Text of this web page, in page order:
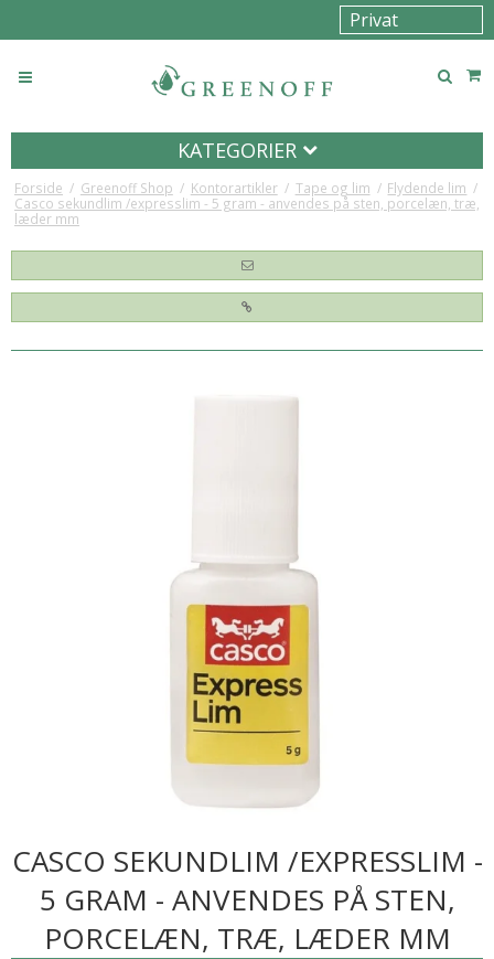
KATEGORIER
Forside / Greenoff Shop / Kontorartikler / Tape og lim / Flydende lim /
Casco sekundlim /expresslim - 5 gram - anvendes på sten, porcelæn, træ,
læder mm
CASCO SEKUNDLIM /EXPRESSLIM -
5 GRAM - ANVENDES PÅ STEN,
PORCELÆN, TRÆ, LÆDER MM